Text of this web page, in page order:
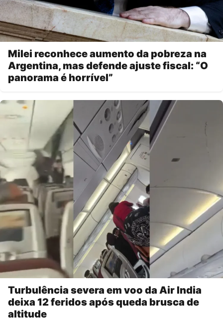
Milei reconhece aumento da pobreza na
Argentina, mas defende ajuste fiscal: “O
panorama é horrível”
Turbulência severa em voo da Air India
deixa 12 feridos após queda brusca de
altitude